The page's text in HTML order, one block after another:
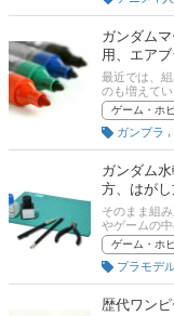
った今、膨
い商品に出
在手に入る
方を紹介し
を紹介しま
プ。ルフィ
には、比較
れ筋や口コ
ガンダム
用、エア
最近では、
のも増えて
と、時には
か。そこで
ーカー」で
ものが発売
登場するな
記事では、
の商品や選
参考にして
ゲーム・ホ
ガンプラ
ガンダム
方、はが
そのまま組
やゲームの
ありません
「マーキン
で役に立つ
転写するこ
作ることが
や、選び方
ゲーム・ホ
プラモデ
歴代ワン